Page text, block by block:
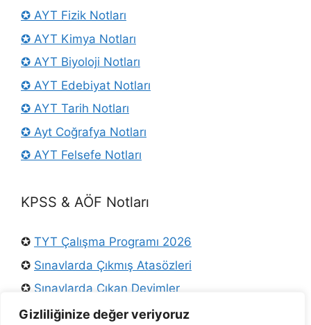
Gizliliğinize değer veriyoruz
✪ AYT Fizik Notları
✪ AYT Kimya Notları
✪ AYT Biyoloji Notları
✪ AYT Edebiyat Notları
✪ AYT Tarih Notları
✪ Ayt Coğrafya Notları
✪ AYT Felsefe Notları
KPSS & AÖF Notları
✪ TYT Çalışma Programı 2026
✪ Sınavlarda Çıkmış Atasözleri
✪ Sınavlarda Çıkan Deyimler
✪Osmanlı Padişahları